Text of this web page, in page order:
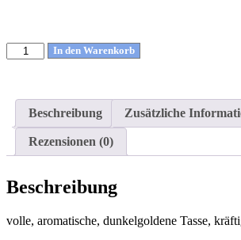
In den Warenkorb
Beschreibung Zusätzliche
Rezensionen (0)
Beschreibung
volle, aromatische, dunkelgoldene Tasse,